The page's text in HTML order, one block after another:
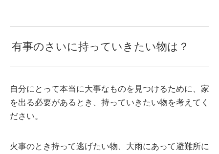
有事のさいに持っていきたい物は？
自分にとって本当に大事なものを見つけるために、家
を出る必要があるとき、持っていきたい物を考えてく
ださい。
火事のとき持って逃げたい物、大雨にあって避難所に